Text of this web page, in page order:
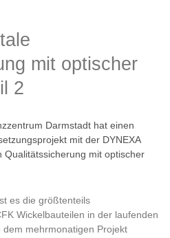
mit optischer
2
Darmstadt hat einen
mit der DYNEXA
Qualitätssicherung mit optischer
es die größtenteils
Wickelbauteilen in der laufenden
mehrmonatigen Projekt